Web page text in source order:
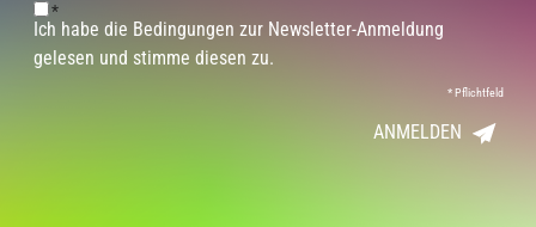
*
Ich habe die Bedingungen zur Newsletter-Anmeldung
gelesen und stimme diesen zu.
*Pflichtfeld
ANMELDEN